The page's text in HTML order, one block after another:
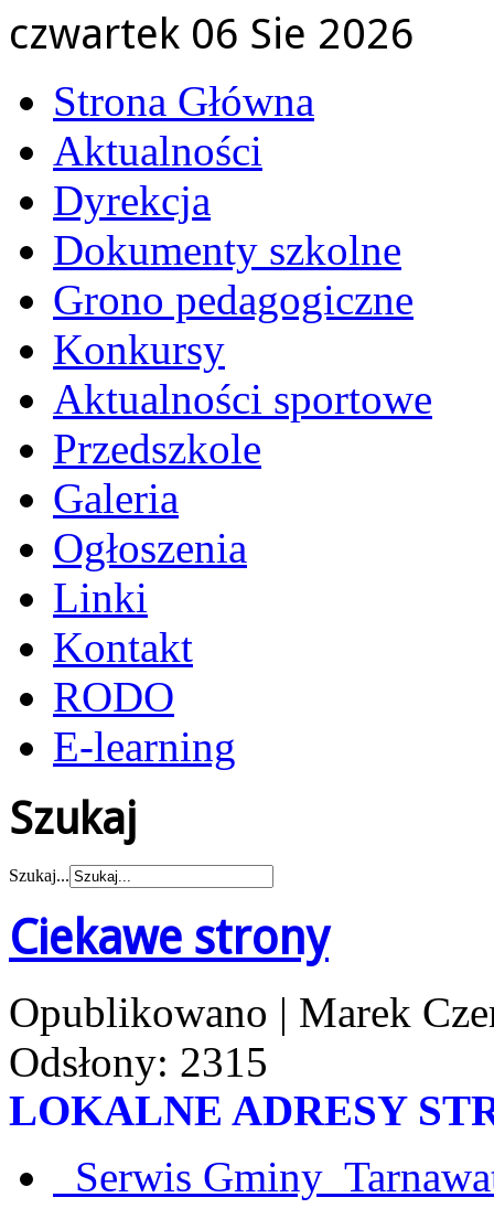
czwartek 06 Sie 2026
Strona Główna
Aktualności
Dyrekcja
Dokumenty szkolne
Grono pedagogiczne
Konkursy
Aktualności sportowe
Przedszkole
Galeria
Ogłoszenia
Linki
Kontakt
RODO
E-learning
Szukaj
Szukaj...
Ciekawe strony
Opublikowano | Marek
Odsłony: 2315
LOKALNE ADRESY
Serwis Gminy